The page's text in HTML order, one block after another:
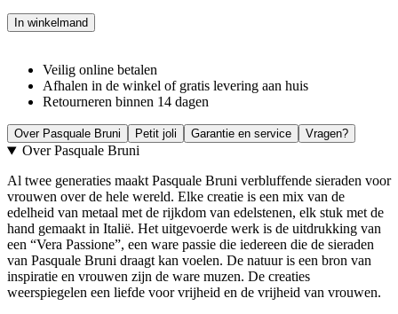
Petit
Joli
aantal
In winkelmand
Veilig online betalen
Afhalen in de winkel of gratis levering aan huis
Retourneren binnen 14 dagen
Over Pasquale Bruni Petit joli Garantie en service Vragen?
Over Pasquale Bruni
Al twee generaties maakt Pasquale Bruni verbluffende sieraden voor
vrouwen over de hele wereld. Elke creatie is een mix van de
edelheid van metaal met de rijkdom van edelstenen, elk stuk met de
hand gemaakt in Italië. Het uitgevoerde werk is de uitdrukking van
een “Vera Passione”, een ware passie die iedereen die de sieraden
van Pasquale Bruni draagt kan voelen. De natuur is een bron van
inspiratie en vrouwen zijn de ware muzen. De creaties
weerspiegelen een liefde voor vrijheid en de vrijheid van vrouwen.